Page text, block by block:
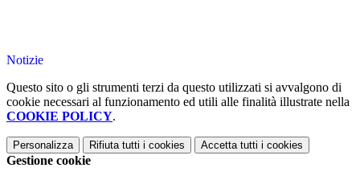
Notizie
Questo sito o gli strumenti terzi da questo utilizzati si avvalgono di
cookie necessari al funzionamento ed utili alle finalità illustrate nella
COOKIE POLICY.
Personalizza Rifiuta tutti i cookies Accetta tutti i cookies
Gestione cookie